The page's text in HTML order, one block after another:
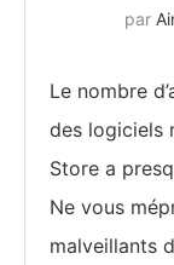
par
Le nombre
des logiciels
Store a
Ne vous
malveillants